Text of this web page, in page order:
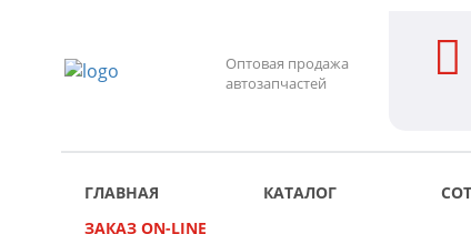
Оптовая продажа
автозапчастей
ГЛАВНАЯ КАТАЛОГ
ЗАКАЗ ON-LINE